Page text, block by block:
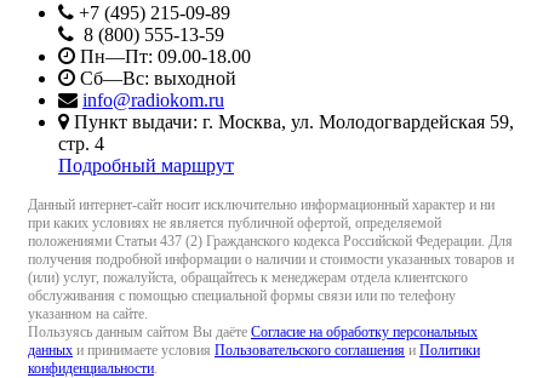
+7 (495) 215-09-89
8 (800) 555-13-59
Пн—Пт: 09.00-18.00
Сб—Вс: выходной
info@radiokom.ru
Пункт выдачи: г. Москва, ул. Молодогвардейская 59,
стр. 4
Подробный маршрут
Данный интернет-сайт носит исключительно информационный характер и ни
при каких условиях не является публичной офертой, определяемой
положениями Статьи 437 (2) Гражданского кодекса Российской Федерации. Для
получения подробной информации о наличии и стоимости указанных товаров и
(или) услуг, пожалуйста, обращайтесь к менеджерам отдела клиентского
обслуживания с помощью специальной формы связи или по телефону
указанном на сайте.
Пользуясь данным сайтом Вы даёте Согласие на обработку персональных
данных и принимаете условия Пользовательского соглашения и Политики
конфиденциальности